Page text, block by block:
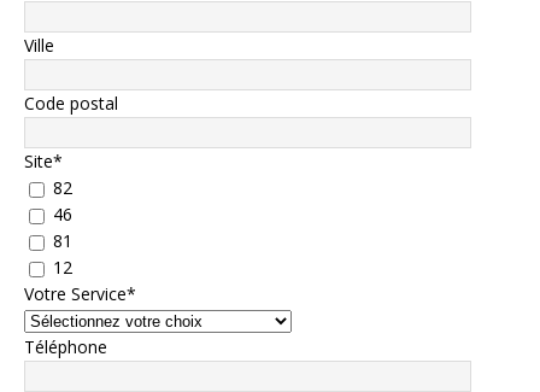
Ville
Code postal
Site*
82
46
81
12
Votre Service*
Téléphone